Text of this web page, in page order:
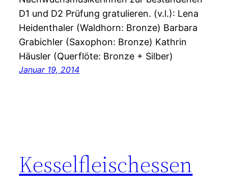
D1 und D2 Prüfung gratulieren. (v.l.): Lena
Heidenthaler (Waldhorn: Bronze) Barbara
Grabichler (Saxophon: Bronze) Kathrin
Häusler (Querflöte: Bronze + Silber)
Januar 19, 2014
Kesselfleischessen